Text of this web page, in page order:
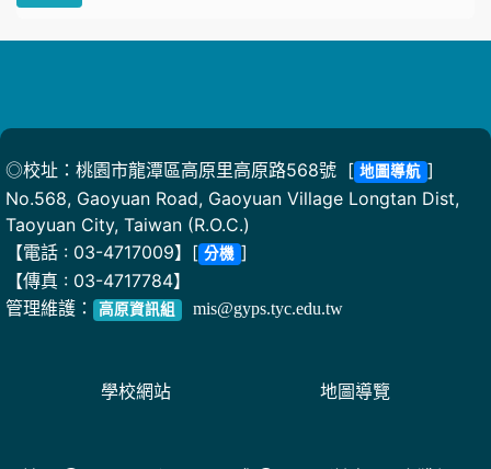
◎校址：桃園市龍潭區高原里高原路568號 [ 地圖導航 ]
No.568, Gaoyuan Road, Gaoyuan Village Longtan Dist,
Taoyuan City, Taiwan (R.O.C.)
【電話 : 03-4717009】[ 分機 ]
【傳真 : 03-4717784】
管理維護：
高原資訊組 mis@gyps.tyc.edu.tw
學校網站 地圖導覽